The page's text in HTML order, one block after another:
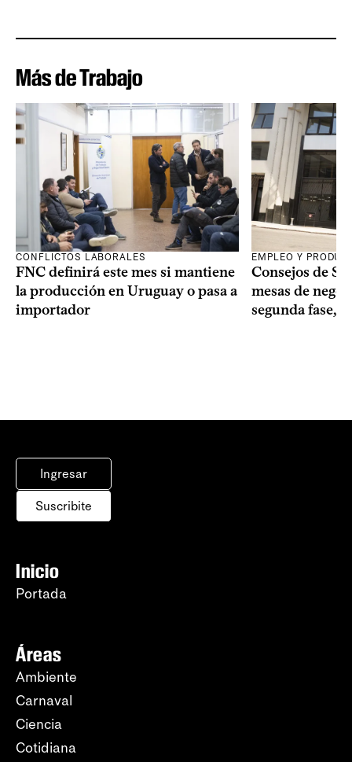
Más de Trabajo
CONFLICTOS LABORALES
FNC definirá este mes si mantiene
la producción en Uruguay o pasa a
importador
EMPLEO Y
Consejos de
mesas de
segunda fase,
Ingresar
Suscribite
Inicio
Portada
Áreas
Ambiente
Carnaval
Ciencia
Cotidiana